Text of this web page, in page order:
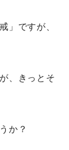
」ですが、
、きっとそ
か？